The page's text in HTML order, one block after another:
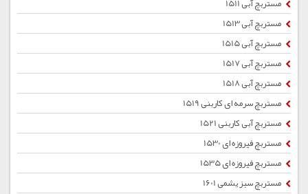
مستربچ آبی 1513
مستربچ آبی 1515
مستربچ آبی 1517
مستربچ آبی 1518
مستربچ سرمه ای کاربنی 1519
مستربچ آبی کاربنی 1521
مستربچ فیروزه ای 1530
مستربچ فیروزه ای 1535
مستربچ سبز یشمی 1601